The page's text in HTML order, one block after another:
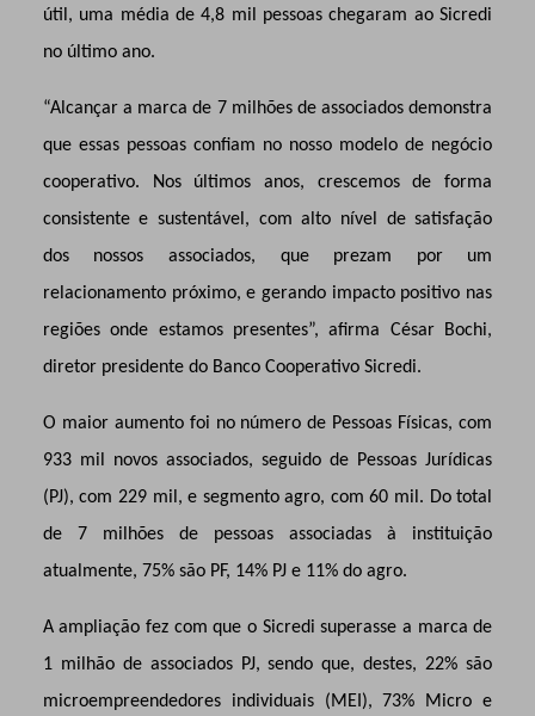
útil, uma média de 4,8 mil pessoas chegaram ao Sicredi
no último ano.
“Alcançar a marca de 7 milhões de associados demonstra
que essas pessoas confiam no nosso modelo de negócio
cooperativo. Nos últimos anos, crescemos de forma
consistente e sustentável, com alto nível de satisfação
dos nossos associados, que prezam por um
relacionamento próximo, e gerando impacto positivo nas
regiões onde estamos presentes”, afirma César Bochi,
diretor presidente do Banco Cooperativo Sicredi.
O maior aumento foi no número de Pessoas Físicas, com
933 mil novos associados, seguido de Pessoas Jurídicas
(PJ), com 229 mil, e segmento agro, com 60 mil. Do total
de 7 milhões de pessoas associadas à instituição
atualmente, 75% são PF, 14% PJ e 11% do agro.
A ampliação fez com que o Sicredi superasse a marca de
1 milhão de associados PJ, sendo que, destes, 22% são
microempreendedores individuais (MEI), 73% Micro e